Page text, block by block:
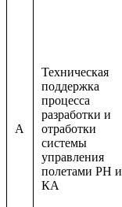
A
Техническая
поддержка
процесса
разработки и
отработки
системы
управления
полетами РН и
КА